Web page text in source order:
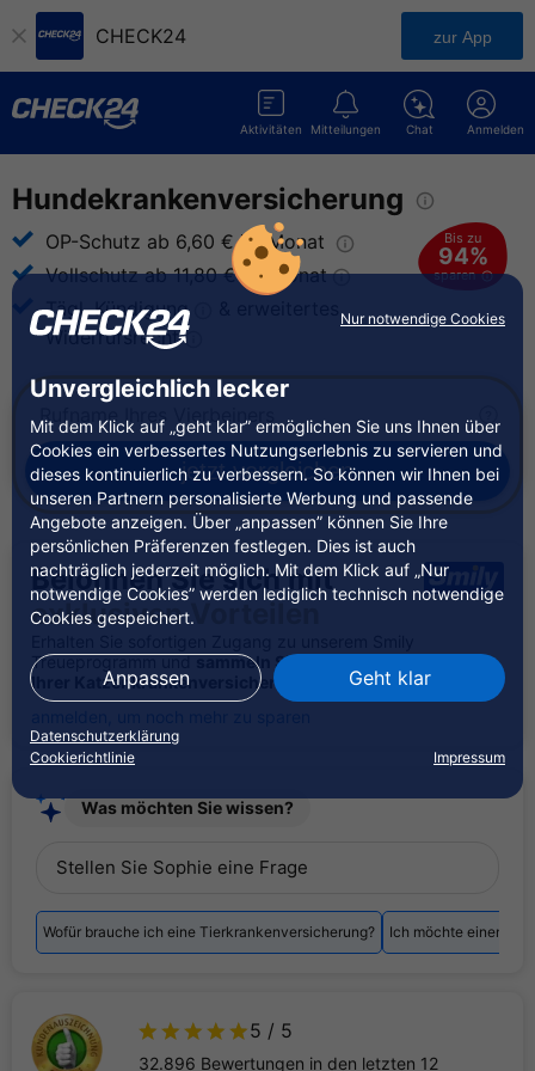
Nur notwendige Cookies
Unvergleichlich lecker
Mit dem Klick auf „geht klar” ermöglichen Sie uns Ihnen über
Cookies ein verbessertes Nutzungserlebnis zu servieren und
dieses kontinuierlich zu verbessern. So können wir Ihnen bei
unseren Partnern personalisierte Werbung und passende
Angebote anzeigen. Über „anpassen” können Sie Ihre
persönlichen Präferenzen festlegen. Dies ist auch
nachträglich jederzeit möglich. Mit dem Klick auf „Nur
notwendige Cookies” werden lediglich technisch notwendige
Cookies gespeichert.
Anpassen Geht klar
Datenschutzerklärung
Cookierichtlinie
Impressum
CHECK24 zur App
Anmelden
Chat
Mitteilungen
Aktivitäten
Bis zu
94%
sparen
Hundekrankenversicherung
OP-Schutz ab 6,60 € im Monat
Vollschutz ab 11,80 € im
Monat
Tägl.Kündigung
Widerrufsrecht
jetztvergleichen
Belohnen Sie sich mit
exklusiven Vorteilen
Treueprogramm undsammeln Sie Punkte beim Abschluss
Ihrer Katzenkrankenversicherung.
Was möchten Sie wissen?
Stellen Sie Sophie eine Frage
Wofür brauche ich eine Tierkrankenversicherung? Ich möchte einen
5 / 5
32.896 Bewertungen in den letzten 12